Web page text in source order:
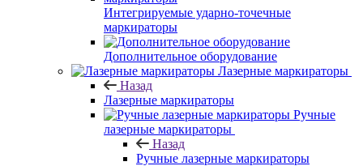
Интегрируемые ударно-точечные
маркираторы
Дополнительное оборудование
Лазерные маркираторы
Назад
Лазерные маркираторы
Ручные
лазерные маркираторы
Назад
Ручные лазерные маркираторы